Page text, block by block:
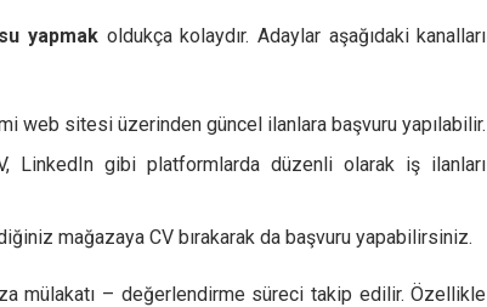
yapmakoldukça kolaydır. Adaylar aşağıdaki kanalları
web sitesi üzerinden güncel ilanlara başvuru yapılabilir.
LinkedIn gibi platformlarda düzenli olarak iş ilanları
mağazaya CV bırakarak da başvuru yapabilirsiniz.
mülakatı – değerlendirme süreci takip edilir. Özellikle